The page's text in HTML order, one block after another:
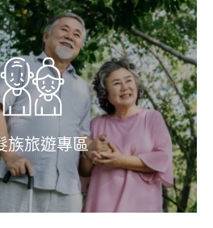
族旅遊專區